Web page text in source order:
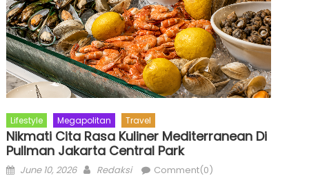
Lifestyle Megapolitan Travel
Nikmati Cita Rasa Kuliner Mediterranean Di
Pullman Jakarta Central Park
Posted
June 10, 2026 Author
Redaksi Comment(0)